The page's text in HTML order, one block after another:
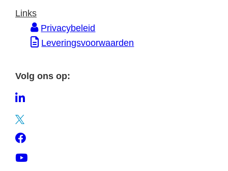
e
Links
Privacybeleid
Leveringsvoorwaarden
Volg ons op:
L
k
e
w
t
aY